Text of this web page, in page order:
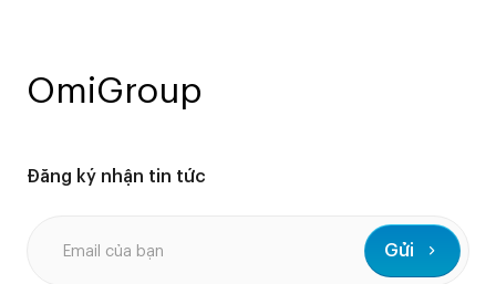
OmiGroup
Đăng ký nhận tin tức
Gửi